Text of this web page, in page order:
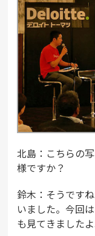
北島：こちらの
様ですか？
鈴木：そうです
いました。今回
も見てきましたよ